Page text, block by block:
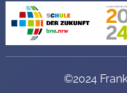
©2024